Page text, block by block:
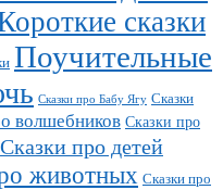
сказки
Поучительные
Сказки про Бабу Ягу Сказки
волшебников Сказки про
Сказки про детей
животных Сказки про